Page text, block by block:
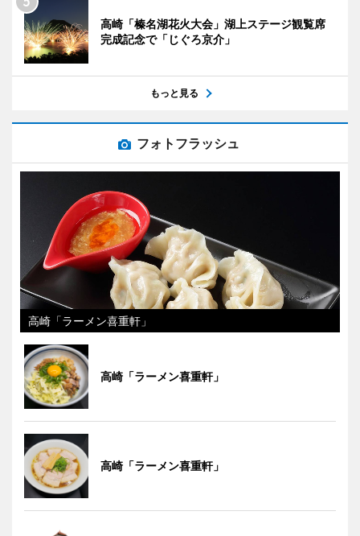
高崎「榛名湖花火大会」湖上ステージ観覧席
完成記念で「じぐろ京介」
もっと見る
フォトフラッシュ
高崎「ラーメン喜重軒」
高崎「ラーメン喜重軒」
高崎「ラーメン喜重軒」